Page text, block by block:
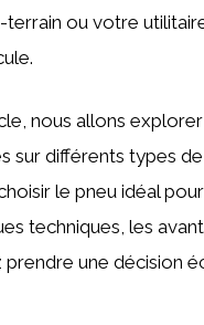
ou votre
nous allons
sur différents types
le pneu idéal
techniques, les
prendre une décision